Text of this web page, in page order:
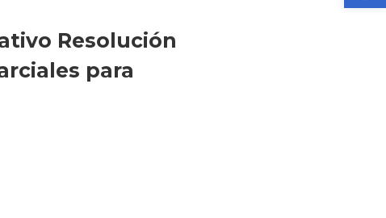
Resolución
para